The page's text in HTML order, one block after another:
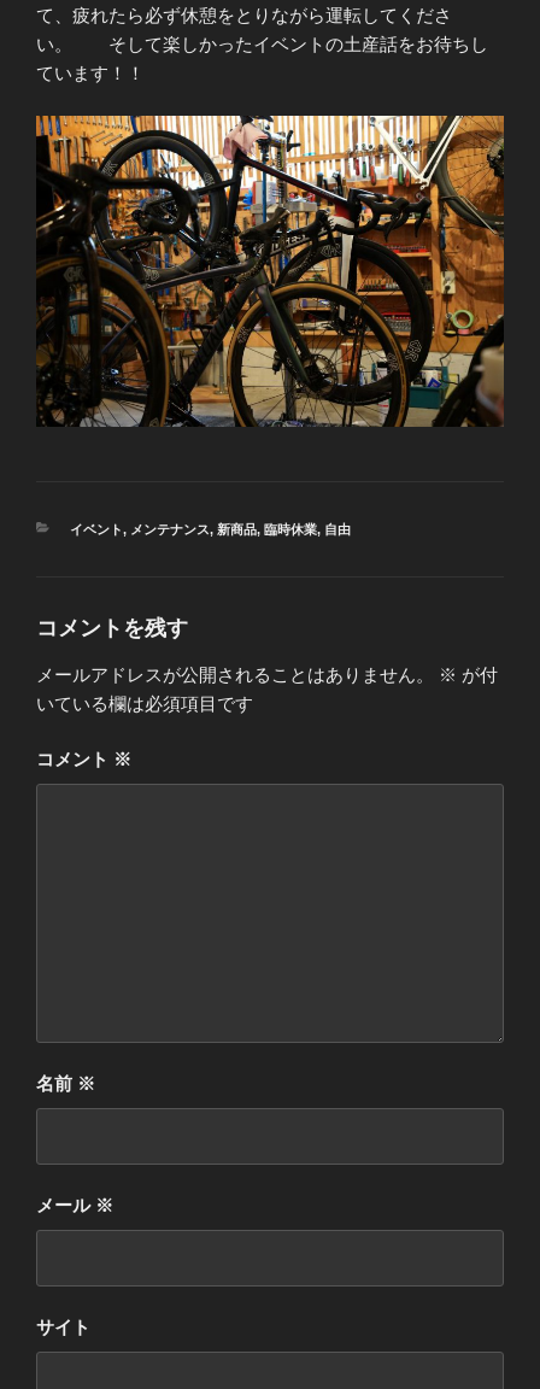
て、疲れたら必ず休憩をとりながら運転してくださ
い。 そして楽しかったイベントの土産話をお待ちし
ています！！
カ
ー
イベント, メンテナンス, 新商品, 臨時休業, 自由
コメントを残す
メールアドレスが公開されることはありません。 ※ が付
いている欄は必須項目です
コメント ※
名前 ※
メール ※
サイト